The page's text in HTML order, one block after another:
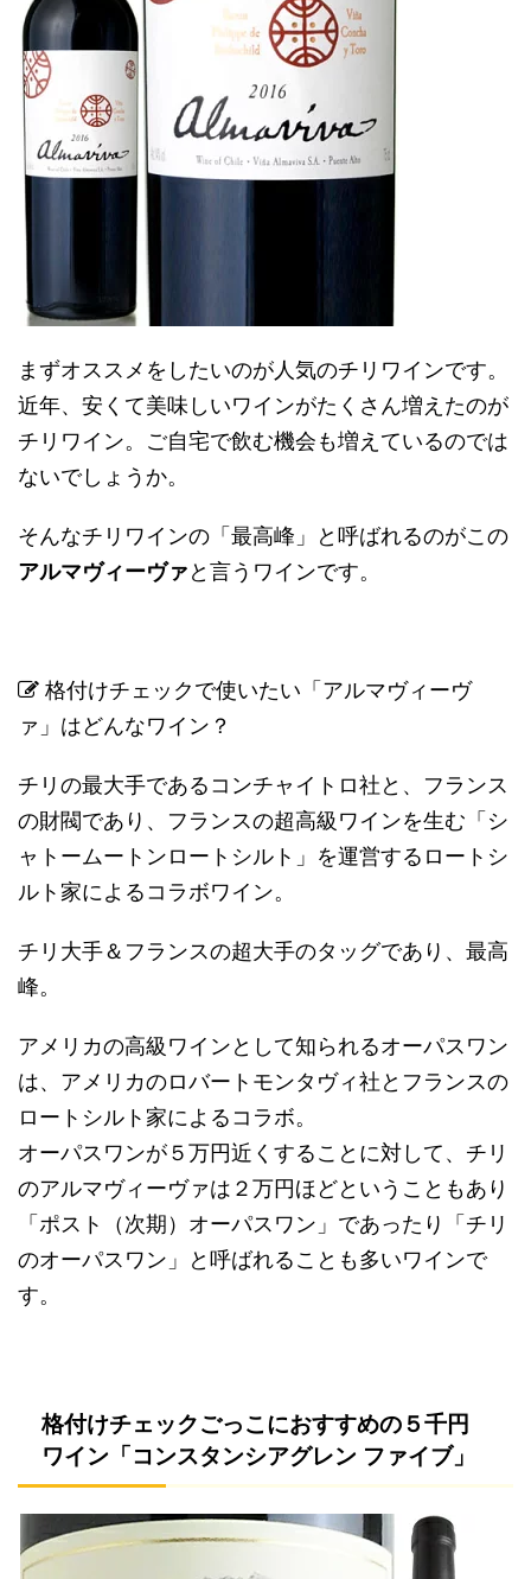
まずオススメをしたいのが人気のチリワインです。
近年、安くて美味しいワインがたくさん増えたのが
チリワイン。ご自宅で飲む機会も増えているのでは
ないでしょうか。
そんなチリワインの「最高峰」と呼ばれるのがこの
アルマヴィーヴァ と言うワインです。
格付けチェックで使いたい「アルマヴィーヴ
ァ」はどんなワイン？
チリの最大手であるコンチャイトロ社と、フランス
の財閥であり、フランスの超高級ワインを生む「シ
ャトームートンロートシルト」を運営するロートシ
ルト家によるコラボワイン。
チリ大手＆フランスの超大手のタッグであり、最高
峰。
アメリカの高級ワインとして知られるオーパスワン
は、アメリカのロバートモンタヴィ社とフランスの
ロートシルト家によるコラボ。
オーパスワンが５万円近くすることに対して、チリ
のアルマヴィーヴァは２万円ほどということもあり
「ポスト（次期）オーパスワン」であったり「チリ
のオーパスワン」と呼ばれることも多いワインで
す。
格付けチェックごっこにおすすめの５千円
ワイン「コンスタンシアグレン ファイブ」